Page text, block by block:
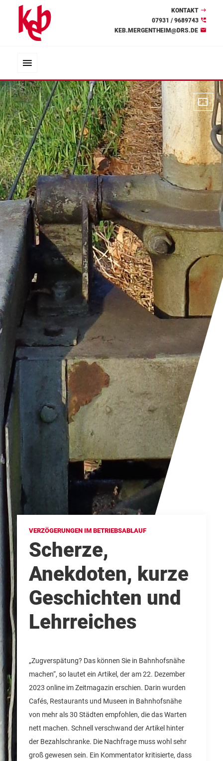
KONTAKT
07931 / 9689743
KEB.MERGENTHEIM@DRS.DE
VERZÖGERUNGEN IM BETRIEBSABLAUF
Scherze,
Anekdoten, kurze
Geschichten und
Lehrreiches
„Zugverspätung? Das können Sie in Bahnhofsnähe
machen“, so lautet ein Artikel, der am 22. Dezember
2023 online im Zeitmagazin erschien. Darin wurden
Cafés, Restaurants und Museen in Bahnhofsnähe
von mehr als 30 Städten empfohlen, die das Warten
nett machen. Schnell verschwand der Artikel hinter
der Bezahlschranke. Die Nachfrage muss wohl sehr
groß gewesen sein. Ein Kommentator kritisierte, dass